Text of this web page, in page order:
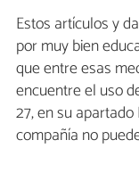
Estos artículos y
por muy bien
que entre esas
encuentre el uso
27, en su
compañía no